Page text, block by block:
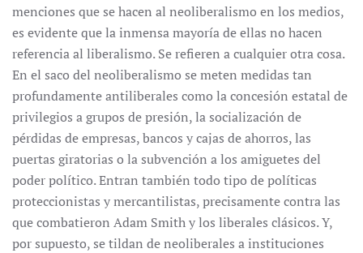
menciones que se hacen al neoliberalismo en los medios,
es evidente que la inmensa mayoría de ellas no hacen
referencia al liberalismo. Se refieren a cualquier otra cosa.
En el saco del neoliberalismo se meten medidas tan
profundamente antiliberales como la concesión estatal de
privilegios a grupos de presión, la socialización de
pérdidas de empresas, bancos y cajas de ahorros, las
puertas giratorias o la subvención a los amiguetes del
poder político. Entran también todo tipo de políticas
proteccionistas y mercantilistas, precisamente contra las
que combatieron Adam Smith y los liberales clásicos. Y,
por supuesto, se tildan de neoliberales a instituciones